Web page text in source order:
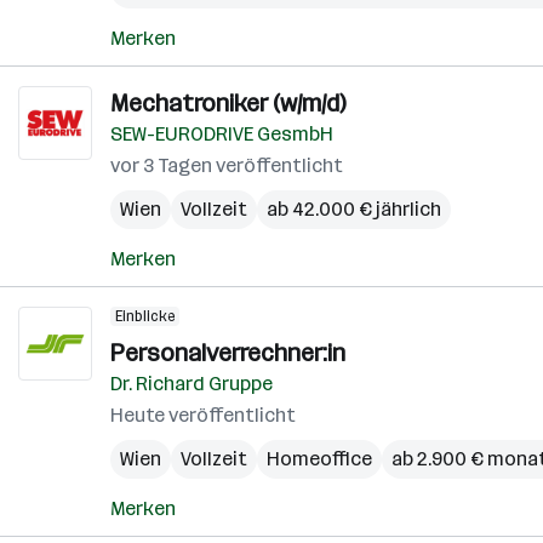
Merken
Mechatroniker (w/m/d)
SEW-EURODRIVE GesmbH
vor 3 Tagen veröffentlicht
Wien
Vollzeit ab 42.000 € jährlich
Merken
Einblicke
Personalverrechner:in
Dr. Richard Gruppe
Heute veröffentlicht
Wien
Vollzeit Homeoffice ab 2.900 €
Merken